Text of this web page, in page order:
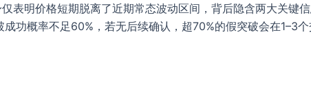
表明价格短期脱离了近期常态波动区间，背后隐含两大关键
功概率不足60%，若无后续确认，超70%的假突破会在1–3